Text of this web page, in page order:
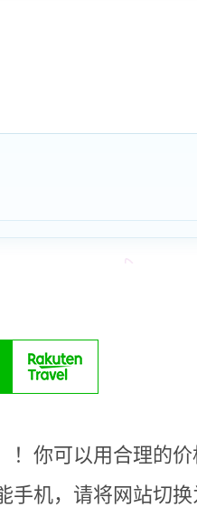
你可以用合理的
机，请将网站切